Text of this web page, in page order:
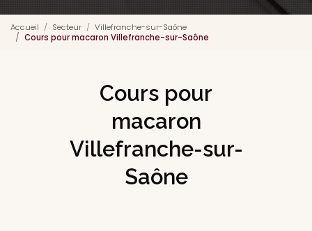
Accueil Secteur
Villefranche-sur-Saône
Cours pour macaron Villefranche-sur-Saône
Cours pour
macaron
Villefranche-sur-
Saône